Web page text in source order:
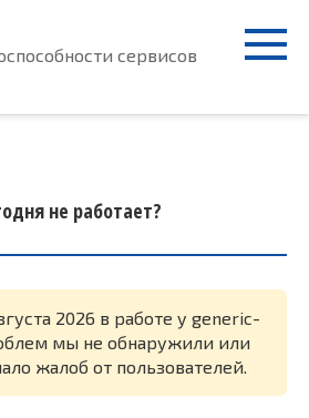
сервисов
не работает?
2026 в работе у generic-
мы не обнаружили или
жалоб от пользователей.